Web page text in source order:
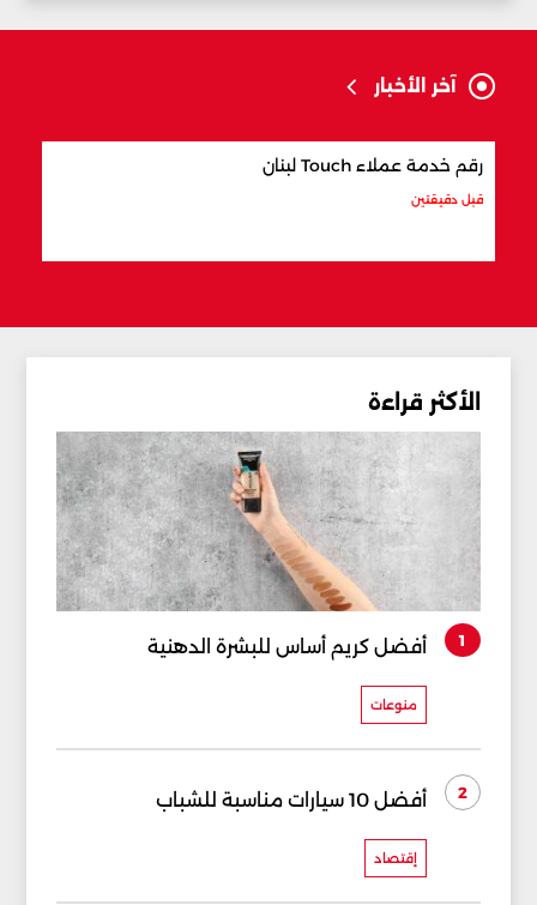
آخر الأخبار
رقم خدمة عملاء Touch لبنان
قبل دقيقتين
الأكثر قراءة
1 أفضل كريم أساس للبشرة الدهنية
منوعات
2 أفضل 10 سيارات مناسبة للشباب
إقتصاد